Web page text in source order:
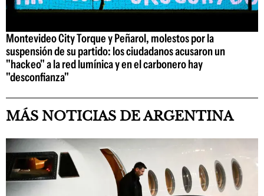
Montevideo City Torque y Peñarol, molestos por la
suspensión de su partido: los ciudadanos acusaron un
"hackeo" a la red lumínica y en el carbonero hay
"desconfianza"
MÁS NOTICIAS DE ARGENTINA